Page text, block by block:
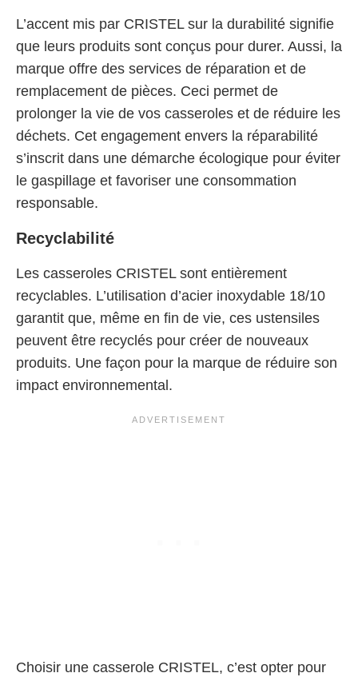
L’accent mis par CRISTEL sur la durabilité signifie
que leurs produits sont conçus pour durer. Aussi, la
marque offre des services de réparation et de
remplacement de pièces. Ceci permet de
prolonger la vie de vos casseroles et de réduire les
déchets. Cet engagement envers la réparabilité
s’inscrit dans une démarche écologique pour éviter
le gaspillage et favoriser une consommation
responsable.
Recyclabilité
Les casseroles CRISTEL sont entièrement
recyclables. L’utilisation d’acier inoxydable 18/10
garantit que, même en fin de vie, ces ustensiles
peuvent être recyclés pour créer de nouveaux
produits. Une façon pour la marque de réduire son
impact environnemental.
Choisir une casserole CRISTEL, c’est opter pour